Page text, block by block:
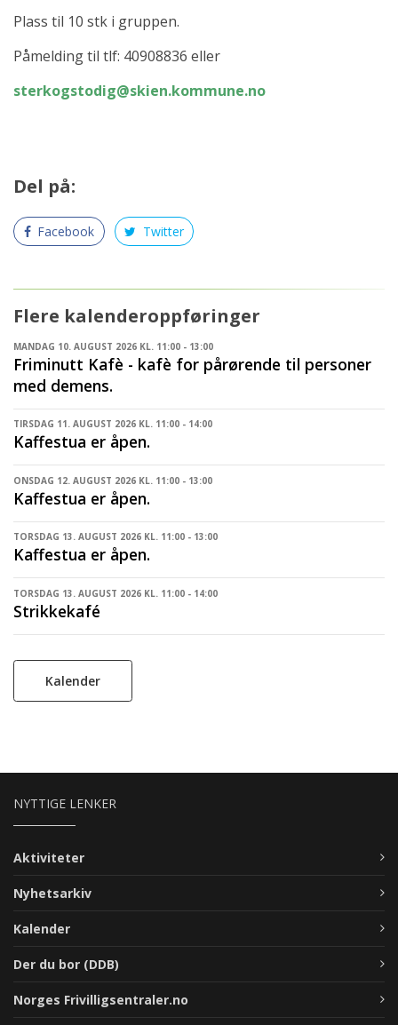
Plass til 10 stk i gruppen.
Påmelding til tlf: 40908836 eller
sterkogstodig@skien.kommune.no
Del på:
Facebook Twitter
Flere kalenderoppføringer
MANDAG 10. AUGUST 2026 KL. 11:00 - 13:00
Friminutt Kafè - kafè for pårørende til personer
med demens.
TIRSDAG 11. AUGUST 2026 KL. 11:00 - 14:00
Kaffestua er åpen.
ONSDAG 12. AUGUST 2026 KL. 11:00 - 13:00
Kaffestua er åpen.
TORSDAG 13. AUGUST 2026 KL. 11:00 - 13:00
Kaffestua er åpen.
TORSDAG 13. AUGUST 2026 KL. 11:00 - 14:00
Strikkekafé
Kalender
NYTTIGE LENKER
Aktiviteter
Nyhetsarkiv
Kalender
Der du bor (DDB)
Norges Frivilligsentraler.no